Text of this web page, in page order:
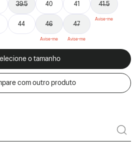
39.5 40 41 41.5
44 46 47
o tamanho
com outro produto